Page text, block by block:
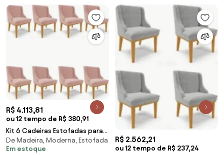
R$ 4.113,81
ou 12 tempo de R$ 380,91
Kit 6 Cadeiras Estofadas para
Sala de Jantar Base Fixa de
Madeira Cast
De Madeira, Moderna, Estofada
Em estoque
R$ 2.562,21
ou 12 tempo de R$ 237,24